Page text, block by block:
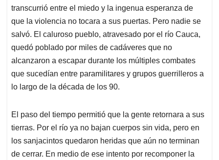
transcurrió entre el miedo y la ingenua esperanza de
que la violencia no tocara a sus puertas. Pero nadie se
salvó. El caluroso pueblo, atravesado por el río Cauca,
quedó poblado por miles de cadáveres que no
alcanzaron a escapar durante los múltiples combates
que sucedían entre paramilitares y grupos guerrilleros a
lo largo de la década de los 90.
El paso del tiempo permitió que la gente retornara a sus
tierras. Por el río ya no bajan cuerpos sin vida, pero en
los sanjacintos quedaron heridas que aún no terminan
de cerrar. En medio de ese intento por recomponer la